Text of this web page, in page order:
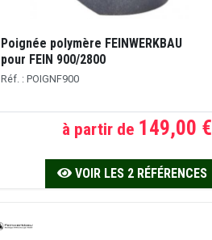
Poignée polymère FEINWERKBAU
pour FEIN 900/2800
Réf. : POIGNF900
à partir de149,00 €
VOIR LES 2 RÉFÉRENCES